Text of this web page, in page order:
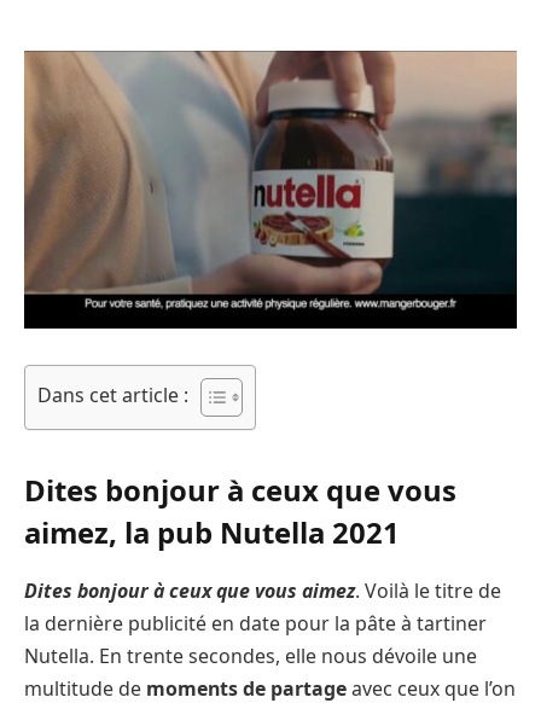
Dans cet article :
Dites bonjour à ceux que vous
aimez, la pub Nutella 2021
Dites bonjour à ceux que vous aimez. Voilà le titre de
la dernière publicité en date pour la pâte à tartiner
Nutella. En trente secondes, elle nous dévoile une
multitude de moments de partageavec ceux que l’on